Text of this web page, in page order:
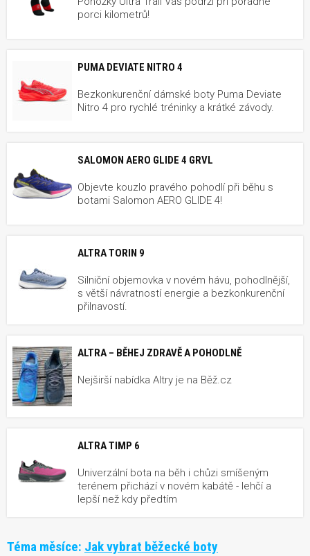
porci kilometrů!
PUMA DEVIATE NITRO 4
Bezkonkurenční dámské boty Puma Deviate
Nitro 4 pro rychlé tréninky a krátké závody.
SALOMON AERO GLIDE 4 GRVL
Objevte kouzlo pravého pohodlí při běhu s
botami Salomon AERO GLIDE 4!
ALTRA TORIN 9
Silniční objemovka v novém hávu, pohodlnější,
s větší návratností energie a bezkonkurenční
přilnavostí.
ALTRA – BĚHEJ ZDRAVĚ A POHODLNĚ
Nejširší nabídka Altry je na Běž.cz
ALTRA TIMP 6
Univerzální bota na běh i chůzi smíšeným
terénem přichází v novém kabátě - lehčí a
lepší než kdy předtím
Téma měsíce: Jak vybrat běžecké boty